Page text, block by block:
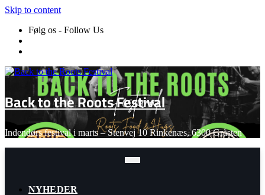
Skip to content
Følg os - Follow Us
Back to the Roots Festival
Indendørs festival i marts – Stenvej 10 Rinkenæs, 6300 Gråsten
NYHEDER